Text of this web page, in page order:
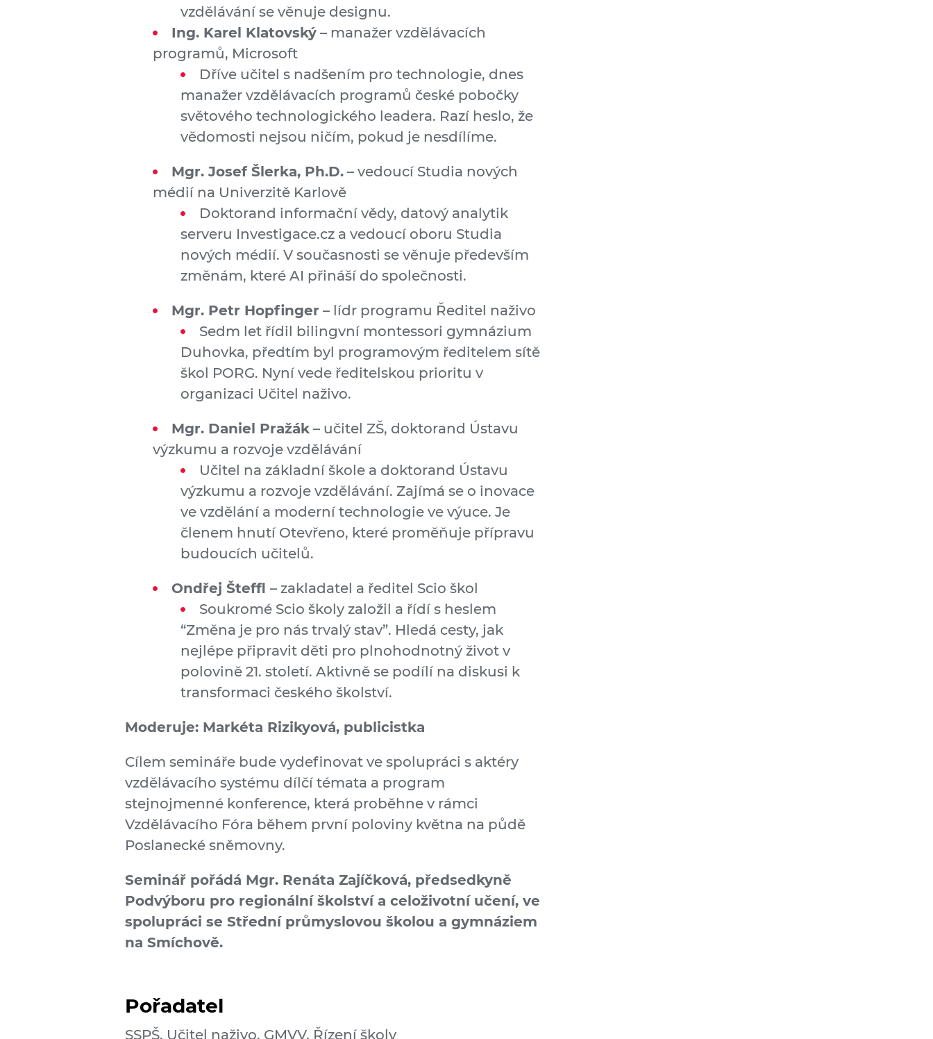
vzdělávání se věnuje designu.
Ing. Karel Klatovský – manažer vzdělávacích
programů, Microsoft
Dříve učitel s nadšením pro technologie, dnes
manažer vzdělávacích programů české pobočky
světového technologického leadera. Razí heslo, že
vědomosti nejsou ničím, pokud je nesdílíme.
Mgr. Josef Šlerka, Ph.D. – vedoucí Studia nových
médií na Univerzitě Karlově
Doktorand informační vědy, datový analytik
serveru Investigace.cz a vedoucí oboru Studia
nových médií. V současnosti se věnuje především
změnám, které AI přináší do společnosti.
Mgr. Petr Hopfinger – lídr programu Ředitel naživo
Sedm let řídil bilingvní montessori gymnázium
Duhovka, předtím byl programovým ředitelem sítě
škol PORG. Nyní vede ředitelskou prioritu v
organizaci Učitel naživo.
Mgr. Daniel Pražák – učitel ZŠ, doktorand Ústavu
výzkumu a rozvoje vzdělávání
Učitel na základní škole a doktorand Ústavu
výzkumu a rozvoje vzdělávání. Zajímá se o inovace
ve vzdělání a moderní technologie ve výuce. Je
členem hnutí Otevřeno, které proměňuje přípravu
budoucích učitelů.
Ondřej Šteffl – zakladatel a ředitel Scio škol
Soukromé Scio školy založil a řídí s heslem
“Změna je pro nás trvalý stav”. Hledá cesty, jak
nejlépe připravit děti pro plnohodnotný život v
polovině 21. století. Aktivně se podílí na diskusi k
transformaci českého školství.
Moderuje: Markéta Rizikyová, publicistka
Cílem semináře bude vydefinovat ve spolupráci s aktéry
vzdělávacího systému dílčí témata a program
stejnojmenné konference, která proběhne v rámci
Vzdělávacího Fóra během první poloviny května na půdě
Poslanecké sněmovny.
Seminář pořádá Mgr. Renáta Zajíčková, předsedkyně
Podvýboru pro regionální školství a celoživotní učení, ve
spolupráci se Střední průmyslovou školou a gymnáziem
na Smíchově.
Pořadatel
SSPŠ, Učitel naživo, GMVV, Řízení školy